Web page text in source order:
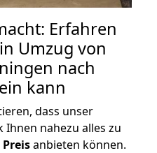
Erfahren
Umzug von
nach
kann
dass unser
nahezu alles zu
Preisanbieten können.